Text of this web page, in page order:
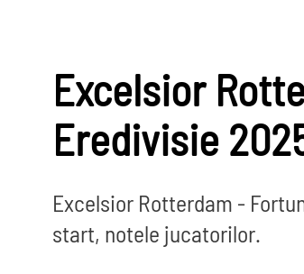
Excelsior
Eredivisie
Excelsior Rotterdam -
start, notele jucatorilor.